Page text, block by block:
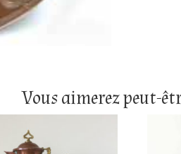
Vous aimerez peut-